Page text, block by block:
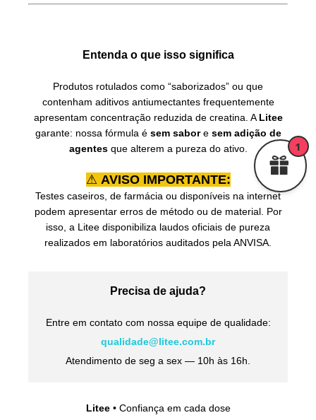
Entenda o que isso significa
Produtos rotulados como “saborizados” ou que
contenham aditivos antiumectantes frequentemente
apresentam concentração reduzida de creatina. A Litee
garante: nossa fórmula é sem sabore sem adição de
agentesque alterem a pureza do ativo.
⚠ AVISO IMPORTANTE:
Testes caseiros, de farmácia ou disponíveis na internet
podem apresentar erros de método ou de material. Por
isso, a Litee disponibiliza laudos oficiais de pureza
realizados em laboratórios auditados pela ANVISA.
Precisa de ajuda?
Entre em contato com nossa equipe de qualidade:
qualidade@litee.com.br
Atendimento de seg a sex — 10h às 16h.
Litee• Confiança em cada dose
1